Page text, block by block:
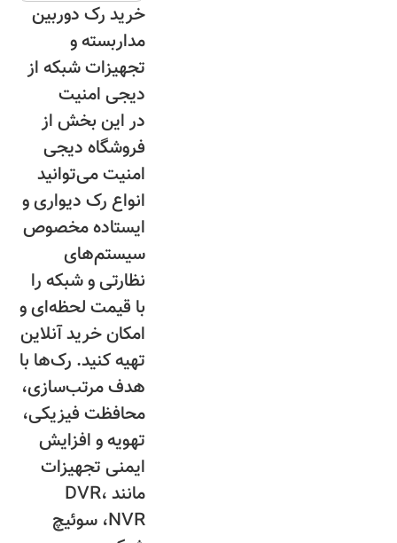
خرید رک دوربین
مداربسته و
تجهیزات شبکه از
دیجی امنیت
در این بخش از
فروشگاه دیجی
امنیت می‌توانید
انواع رک دیواری و
ایستاده مخصوص
سیستم‌های
نظارتی و شبکه را
با قیمت لحظه‌ای و
امکان خرید آنلاین
تهیه کنید. رک‌ها با
هدف مرتب‌سازی،
محافظت فیزیکی،
تهویه و افزایش
ایمنی تجهیزات
مانند DVR،
NVR، سوئیچ